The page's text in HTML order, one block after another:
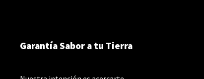
Garantía Sabor a tu Tierra